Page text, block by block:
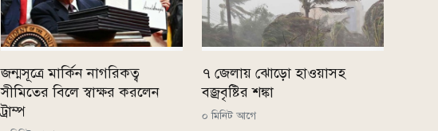
জন্মসূত্রে মার্কিন নাগরিকত্ব
সীমিতের বিলে স্বাক্ষর করলেন
ট্রাম্প
৭ জেলায় ঝোড়ো হাওয়াসহ
বজ্রবৃষ্টির শঙ্কা
০ মিনিট আগে